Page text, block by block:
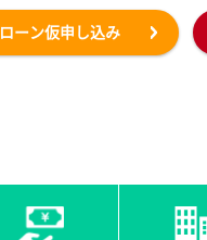
ローン仮申し込み